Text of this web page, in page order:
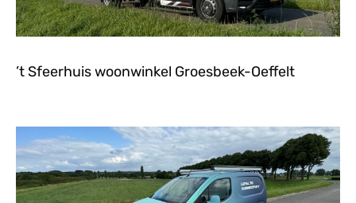
’t Sfeerhuis woonwinkel Groesbeek-Oeffelt